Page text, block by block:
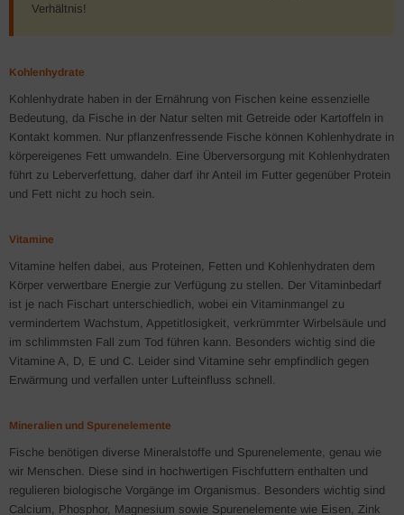
Verhältnis!
Kohlenhydrate
Kohlenhydrate haben in der Ernährung von Fischen keine essenzielle
Bedeutung, da Fische in der Natur selten mit Getreide oder Kartoffeln in
Kontakt kommen. Nur pflanzenfressende Fische können Kohlenhydrate in
körpereigenes Fett umwandeln. Eine Überversorgung mit Kohlenhydraten
führt zu Leberverfettung, daher darf ihr Anteil im Futter gegenüber Protein
und Fett nicht zu hoch sein.
Vitamine
Vitamine helfen dabei, aus Proteinen, Fetten und Kohlenhydraten dem
Körper verwertbare Energie zur Verfügung zu stellen. Der Vitaminbedarf
ist je nach Fischart unterschiedlich, wobei ein Vitaminmangel zu
vermindertem Wachstum, Appetitlosigkeit, verkrümmter Wirbelsäule und
im schlimmsten Fall zum Tod führen kann. Besonders wichtig sind die
Vitamine A, D, E und C. Leider sind Vitamine sehr empfindlich gegen
Erwärmung und verfallen unter Lufteinfluss schnell.
Mineralien und Spurenelemente
Fische benötigen diverse Mineralstoffe und Spurenelemente, genau wie
wir Menschen. Diese sind in hochwertigen Fischfuttern enthalten und
regulieren biologische Vorgänge im Organismus. Besonders wichtig sind
Calcium, Phosphor, Magnesium sowie Spurenelemente wie Eisen, Zink